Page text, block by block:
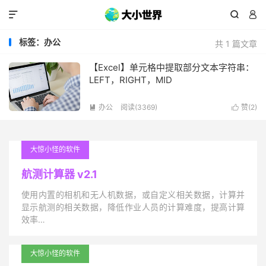
 

共 1 篇文章
标签：办公
【Excel】单元格中提取部分文本字符串：
LEFT，RIGHT，MID
 赞(2)
 办公 阅读(3369)
大惊小怪的软件
航测计算器 v2.1
使用内置的相机和无人机数据，或自定义相关数据，计算并
显示航测的相关数据，降低作业人员的计算难度，提高计算
效率…
大惊小怪的软件